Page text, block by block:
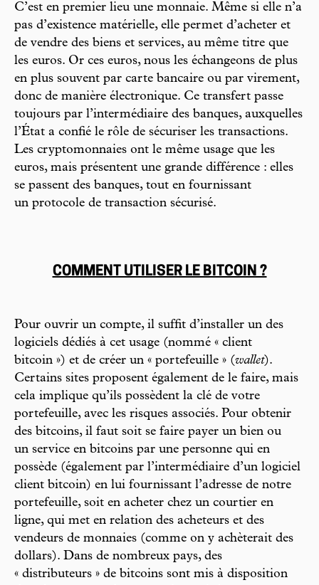
C’est en premier lieu une monnaie. Même si elle n’a
pas d’existence matérielle, elle permet d’acheter et
de vendre des biens et services, au même titre que
les euros. Or ces euros, nous les échangeons de plus
en plus souvent par carte bancaire ou par virement,
donc de manière électronique. Ce transfert passe
toujours par l’intermédiaire des banques, auxquelles
l’État a confié le rôle de sécuriser les transactions.
Les cryptomonnaies ont le même usage que les
euros, mais présentent une grande différence : elles
se passent des banques, tout en fournissant
un protocole de transaction sécurisé.
COMMENT UTILISER LE BITCOIN ?
Pour ouvrir un compte, il suffit d’installer un des
logiciels dédiés à cet usage (nommé « client
bitcoin ») et de créer un « portefeuille » (wallet).
Certains sites proposent également de le faire, mais
cela implique qu’ils possèdent la clé de votre
portefeuille, avec les risques associés. Pour obtenir
des bitcoins, il faut soit se faire payer un bien ou
un service en bitcoins par une personne qui en
possède (également par l’intermédiaire d’un logiciel
client bitcoin) en lui fournissant l’adresse de notre
portefeuille, soit en acheter chez un courtier en
ligne, qui met en relation des acheteurs et des
vendeurs de monnaies (comme on y achèterait des
dollars). Dans de nombreux pays, des
« distributeurs » de bitcoins sont mis à disposition